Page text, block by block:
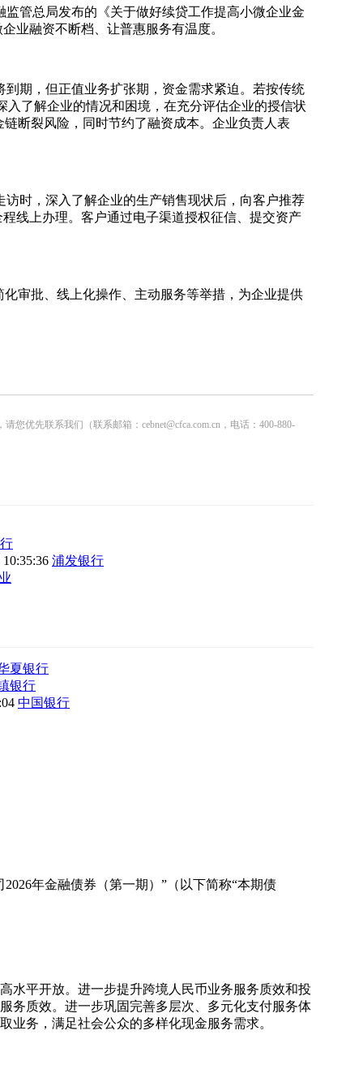
管总局发布的《关于做好续贷工作提高小微企业金
业融资不断档、让普惠服务有温度。
期，但正值业务扩张期，资金需求紧迫。若按传统
了解企业的情况和困境，在充分评估企业的授信状
断裂风险，同时节约了融资成本。企业负责人表
时，深入了解企业的生产销售现状后，向客户推荐
线上办理。客户通过电子渠道授权征信、提交资产
审批、线上化操作、主动服务等举措，为企业提供
优先联系我们（联系邮箱：cebnet@cfca.com.cn，电话：400-880-
10:35:36 浦发银行
夏银行
银行
中国银行
年金融债券（第一期）”（以下简称“本期债
水平开放。进一步提升跨境人民币业务服务质效和投
务质效。进一步巩固完善多层次、多元化支付服务体
务，满足社会公众的多样化现金服务需求。